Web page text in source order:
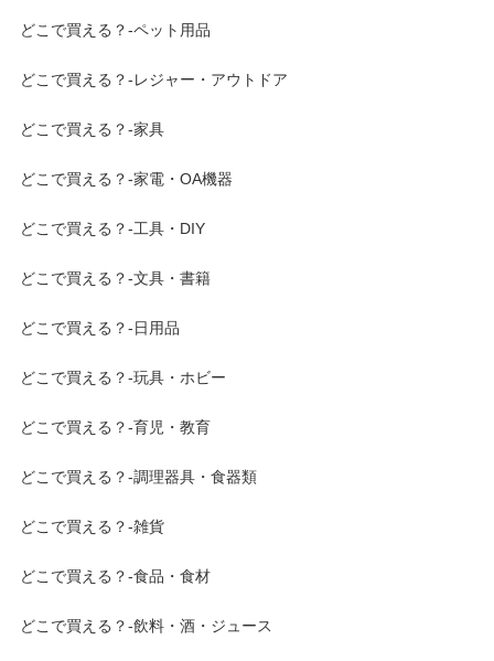
どこで買える？-ペット用品
どこで買える？-レジャー・アウトドア
どこで買える？-家具
どこで買える？-家電・OA機器
どこで買える？-工具・DIY
どこで買える？-文具・書籍
どこで買える？-日用品
どこで買える？-玩具・ホビー
どこで買える？-育児・教育
どこで買える？-調理器具・食器類
どこで買える？-雑貨
どこで買える？-食品・食材
どこで買える？-飲料・酒・ジュース